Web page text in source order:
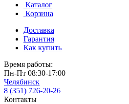
Каталог
Корзина
Доставка
Гарантия
Как купить
Время работы:
Пн-Пт 08:30-17:00
Челябинск
8 (351) 726-20-26
Контакты